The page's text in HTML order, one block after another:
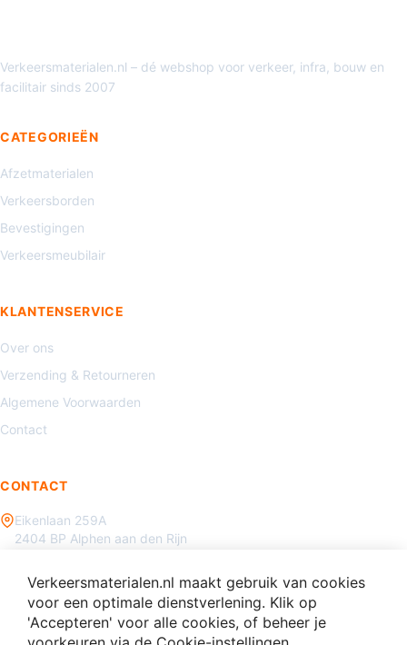
Verkeersmaterialen.nl – dé webshop voor verkeer, infra, bouw en
facilitair sinds 2007
CATEGORIEËN
Afzetmaterialen
Verkeersborden
Bevestigingen
Verkeersmeubilair
KLANTENSERVICE
Over ons
Verzending & Retourneren
Algemene Voorwaarden
Contact
CONTACT
Eikenlaan 259A
2404 BP Alphen aan den Rijn
info@verkeersmaterialen.nl
Verkeersmaterialen.nl maakt gebruik van cookies
voor een optimale dienstverlening. Klik op
'Accepteren' voor alle cookies, of beheer je